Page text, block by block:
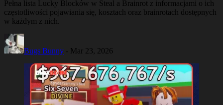
Pełna lista Lucky Blocków w Steal a Brainrot z informacjami o ich
częstotliwości pojawiania się, kosztach oraz brainrotach dostępnych
w każdym z nich.
Bugs Bunny - Mar 23, 2026